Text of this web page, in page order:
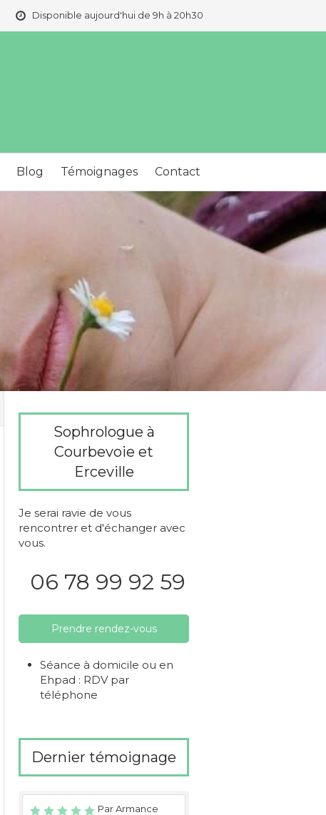
Disponible aujourd'hui de 9h à 20h30
Blog Témoignages Contact
Sophrologue à
Courbevoie et
Erceville
Je serai ravie de vous
rencontrer et d'échanger avec
vous.
06 78 99 92 59
Prendre rendez-vous
Séance à domicile ou en
Ehpad : RDV par
téléphone
Dernier témoignage
Par Armance